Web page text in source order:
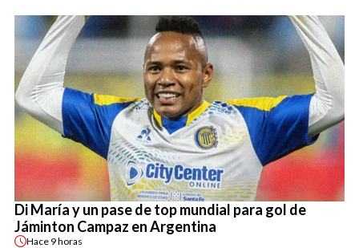
Di María y un pase de top mundial para gol de
Jáminton Campaz en Argentina
Hace 9 horas